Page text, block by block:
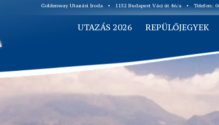
Goldenway Utazási Iroda • 1132 Budapest Váci út 46/a • Telefon:
UTAZÁS 2026 REPÜLŐJEGYEK